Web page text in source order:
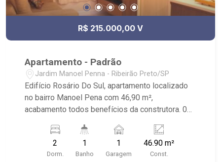
R$ 215.000,00 V
Apartamento - Padrão
Jardim Manoel Penna - Ribeirão Preto/SP
Edifício Rosário Do Sul, apartamento localizado
no bairro Manoel Pena com 46,90 m²,
acabamento todos benefícios da construtora. 02
cozinha planejada, lavanderia, 01 vaga. Edifício
com portaria, lazer. Próximo a padarias,
supermercado, farmácia, Shopping, hotel e
2
Dorm.
1
Banho
1
Garagem
46.90 m²
Const.